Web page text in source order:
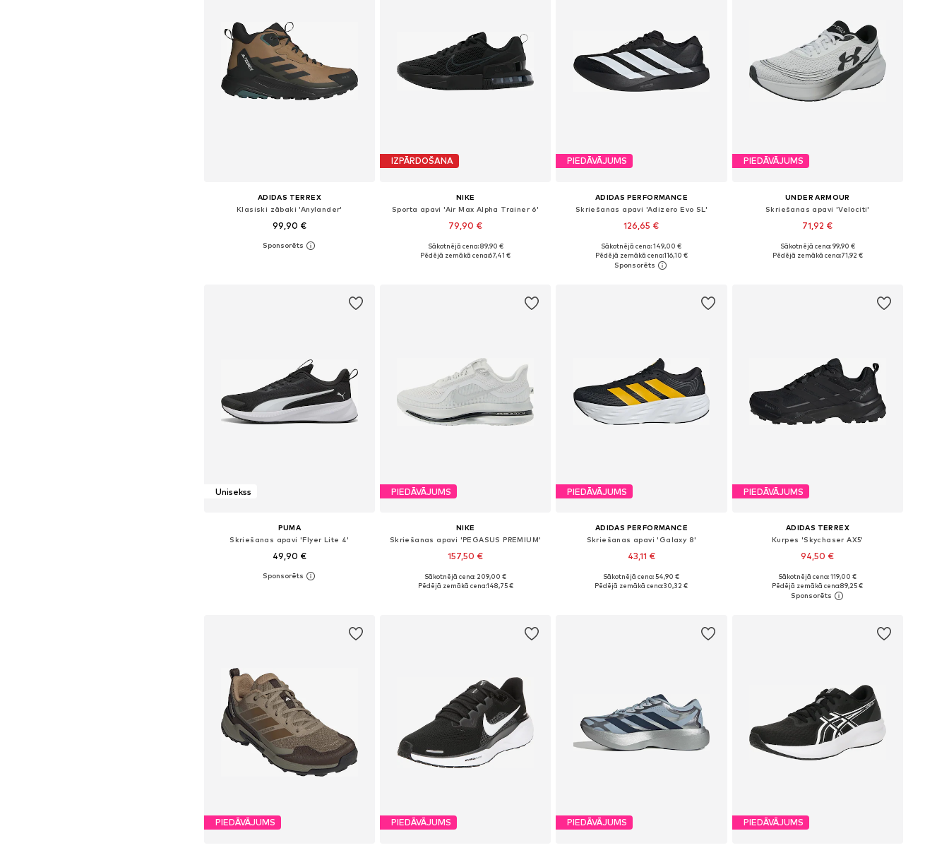
ADIDAS TERREX
Klasiski zābaki 'Anylander'
99,90 €
Pieejams daudzos izmēros
IZPĀRDOŠANA
NIKE
Sporta apavi 'Air Max Alpha Trainer 6'
79,90 €
Pieejams daudzos izmēros
Sākotnējā cena: 89,90 €
Pēdējā zemākā cena:67,41 €
PIEDĀVĀJUMS
ADIDAS PERFORMANCE
Skriešanas apavi 'Adizero Evo SL'
126,65 €
+3
Pieejams daudzos izmēros
Pievienot grozam
Sākotnējā cena: 149,00 €
Pēdējā zemākā cena:116,10 €
PIEDĀVĀJUMS
UNDER ARMOUR
Skriešanas apavi 'Velociti'
71,92 €
Pieejams daudzos izmēros
Sākotnējā cena: 99,90 €
Pēdējā zemākā cena:71,92 €
Unisekss
PUMA
Skriešanas apavi 'Flyer Lite 4'
49,90 €
+1
Pieejams daudzos izmēros
PIEDĀVĀJUMS
NIKE
Skriešanas apavi 'PEGASUS PREMIUM'
157,50 €
Pieejams daudzos izmēros
Sākotnējā cena: 209,00 €
Pēdējā zemākā cena:148,75 €
PIEDĀVĀJUMS
ADIDAS PERFORMANCE
Skriešanas apavi 'Galaxy 8'
43,11 €
+6
Pieejams daudzos izmēros
Sākotnējā cena: 54,90 €
Pēdējā zemākā cena:30,32 €
PIEDĀVĀJUMS
ADIDAS TERREX
Kurpes 'Skychaser AX5'
94,50 €
Pieejams daudzos izmēros
Pievienot grozam
Sākotnējā cena: 119,00 €
Pēdējā zemākā cena:89,25 €
PIEDĀVĀJUMS PIEDĀVĀJUMS PIEDĀVĀJUMS PIEDĀVĀJUMS